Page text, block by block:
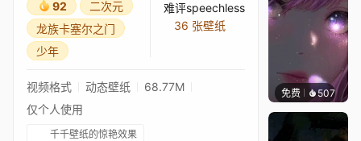
92
二次元
龙族卡塞尔之门
少年
难评speechless
36 张壁纸
视频格式 动态壁纸
68.77M
仅个人使用
千千壁纸的惊艳效果
免费 507辰东